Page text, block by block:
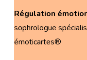
Régulation
sophrologue
émoticartes®